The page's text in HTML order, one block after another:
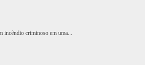
incêndio criminoso em uma...